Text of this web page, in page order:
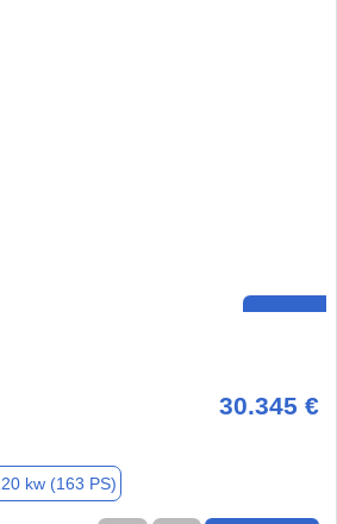
30.345 €
kw (163 PS)